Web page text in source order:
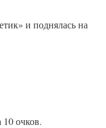
и поднялась на
очков.